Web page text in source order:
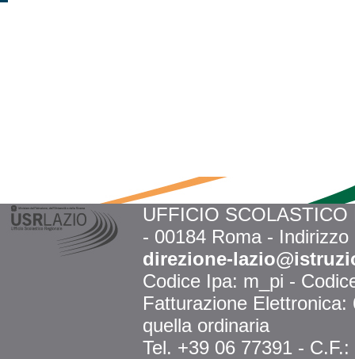
UFFICIO
- 00184 Roma -
direzione-
Codice Ipa: m_pi -
Fatturazione
quella ordinaria
Tel. +39 06 77391 -